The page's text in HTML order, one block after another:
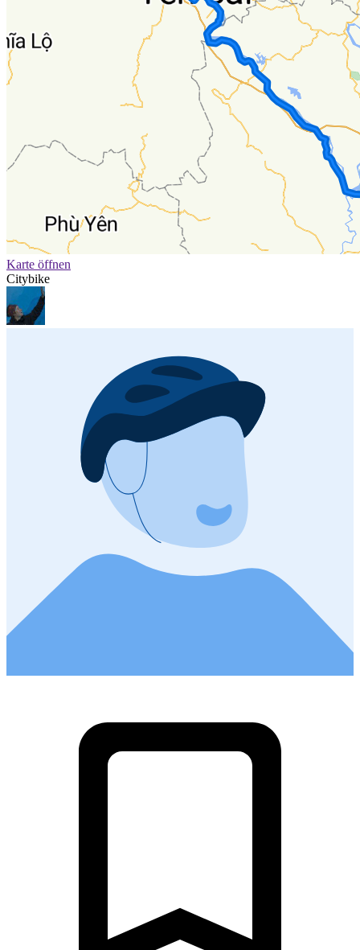
Karte öffnen
Citybike